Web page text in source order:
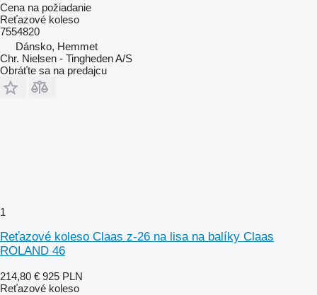
Cena na požiadanie
Reťazové koleso
7554820
Dánsko, Hemmet
Chr. Nielsen - Tingheden A/S
Obráťte sa na predajcu
1
Reťazové koleso Claas z-26 na lisa na balíky Claas
ROLAND 46
214,80 € 925 PLN
Reťazové koleso